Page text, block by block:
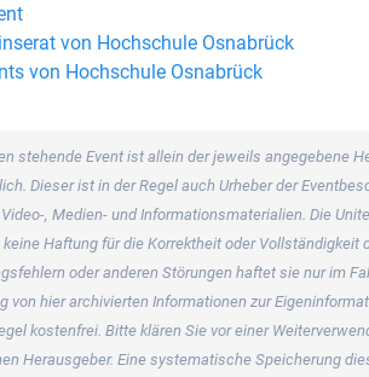
von Hochschule Osnabrück
von Hochschule Osnabrück
stehende Event ist allein der jeweils angegebene
Dieser ist in der Regel auch Urheber der
Video-, Medien- und Informationsmaterialien. Die
Haftung für die Korrektheit oder Vollständigkeit
oder anderen Störungen haftet sie nur im
von hier archivierten Informationen zur
kostenfrei. Bitte klären Sie vor einer
Herausgeber. Eine systematische Speicherung